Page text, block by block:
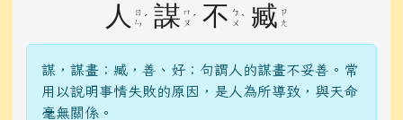
人
ㄖ
ㄣ ˊ 謀 ㄇ
ㄡ ˊ 不 ㄅ
ㄨ ˋ 臧 ㄗ
ㄤ
謀，謀畫；臧，善、好；句謂人的謀畫不妥善。常
用以說明事情失敗的原因，是人為所導致，與天命
毫無關係。